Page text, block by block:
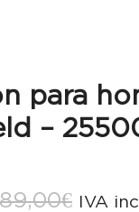
para
–
€ El
El
IVA